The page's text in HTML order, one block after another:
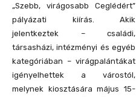
„Szebb, virágosabb Ceglédért”
pályázati kiírás. Akik
jelentkeztek – családi,
társasházi, intézményi és egyéb
kategóriában – virágpalántákat
igényelhettek a várostól,
melynek kiosztására május 15-